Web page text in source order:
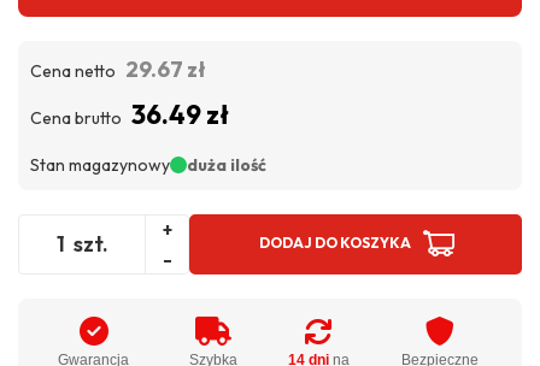
Cena netto 29.67 zł
Cena brutto 36.49 zł
Stan magazynowy duża ilość
szt.
+
-
DODAJ DO KOSZYKA
Gwarancja
Szybka
14 dnina
Bezpieczne